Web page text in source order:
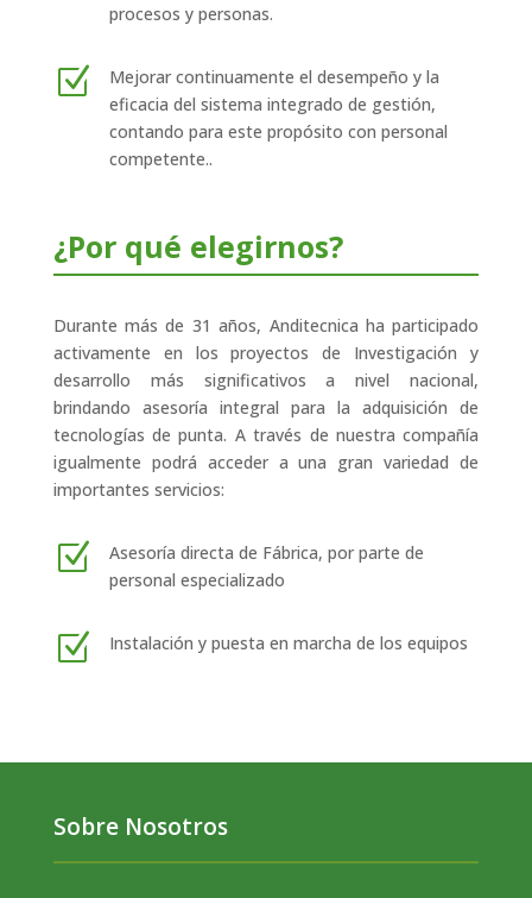
procesos y personas.
Z
Mejorar continuamente el desempeño y la
eficacia del sistema integrado de gestión,
contando para este propósito con personal
competente..
¿Por qué elegirnos?
Durante más de 31 años, Anditecnica ha participado
activamente en los proyectos de Investigación y
desarrollo más significativos a nivel nacional,
brindando asesoría integral para la adquisición de
tecnologías de punta. A través de nuestra compañía
igualmente podrá acceder a una gran variedad de
importantes servicios:
Z
Asesoría directa de Fábrica, por parte de
personal especializado
Z Instalación y puesta en marcha de los equipos
Sobre Nosotros